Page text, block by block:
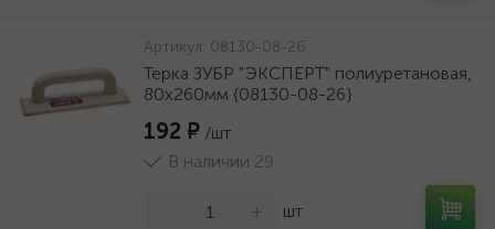
Артикул: 08130-08-26
Терка ЗУБР "ЭКСПЕРТ" полиуретановая,
80х260мм {08130-08-26}
192 ₽ /шт
В наличии 29
+ шт